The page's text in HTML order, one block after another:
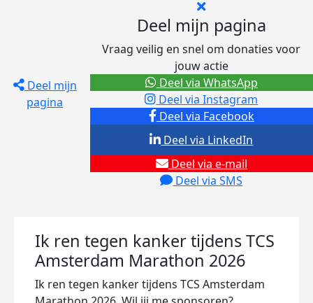
Deel mijn
pagina
Deel mijn pagina
Vraag veilig en snel om donaties voor
jouw actie
Deel via Facebook
Deel via Instagram
Deel via e-mail
Deel via SMS
Deel via LinkedIn
Deel via WhatsApp
Ik ren tegen kanker tijdens TCS
Amsterdam Marathon 2026
Ik ren tegen kanker tijdens TCS Amsterdam